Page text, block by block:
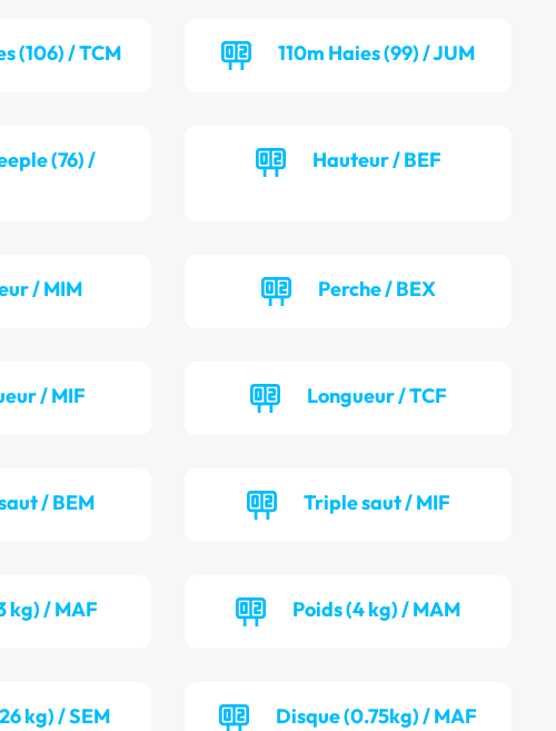
(106) / TCM 110m Haies (99) / JUM
(76) /
Hauteur / BEF
/ MIM Perche / BEX
/ MIF Longueur / TCF
/ BEM Triple saut / MIF
kg) / MAF Poids (4 kg) / MAM
kg) / SEM Disque (0.75kg) / MAF